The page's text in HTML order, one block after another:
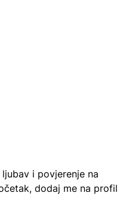
i povjerenje na
dodaj me na profil